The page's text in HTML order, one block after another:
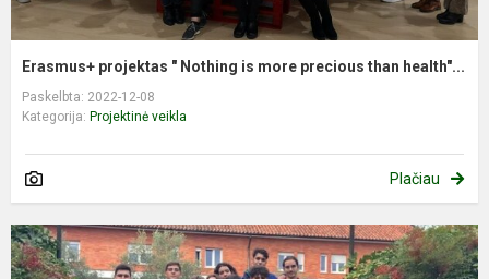
Erasmus+ projektas " Nothing is more precious than health"...
Paskelbta: 2022-12-08
Kategorija: Projektinė veikla
Plačiau